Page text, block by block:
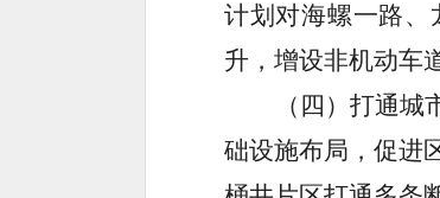
计划对海螺一路、
升，增设非机动车
（四）打通城
础设施布局，促进